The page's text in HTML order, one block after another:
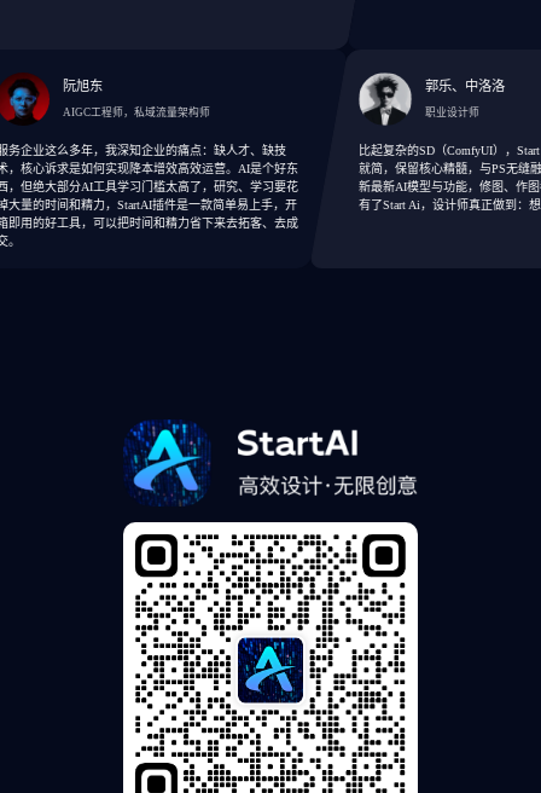
阮旭东
AIGC工程师，私域流量架构师
这么多年，我深知企业的痛点：缺人才、缺技
诉求是如何实现降本增效高效运营。AI是个好东
大部分AI工具学习门槛太高了，研究、学习要花
时间和精力，StartAI插件是一款简单易上手，开
好工具，可以把时间和精力省下来去拓客、去成
郭乐、中洛洛
职业设计师
比起复杂的SD（ComfyUI），Start Ai
就简，保留核心精髓，与PS无缝融合。
新最新AI模型与功能，修图、作图都能
有了Start Ai，设计师真正做到：想得到